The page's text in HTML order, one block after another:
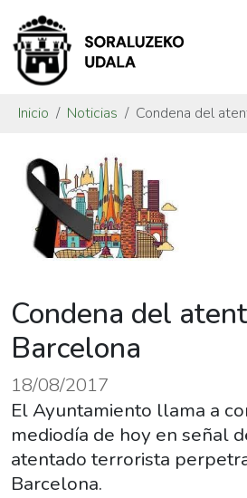
Inicio Noticias Condena del
Condena del
Barcelona
18/08/2017
El Ayuntamiento llama a
mediodía de hoy en señal
atentado terrorista
Barcelona.